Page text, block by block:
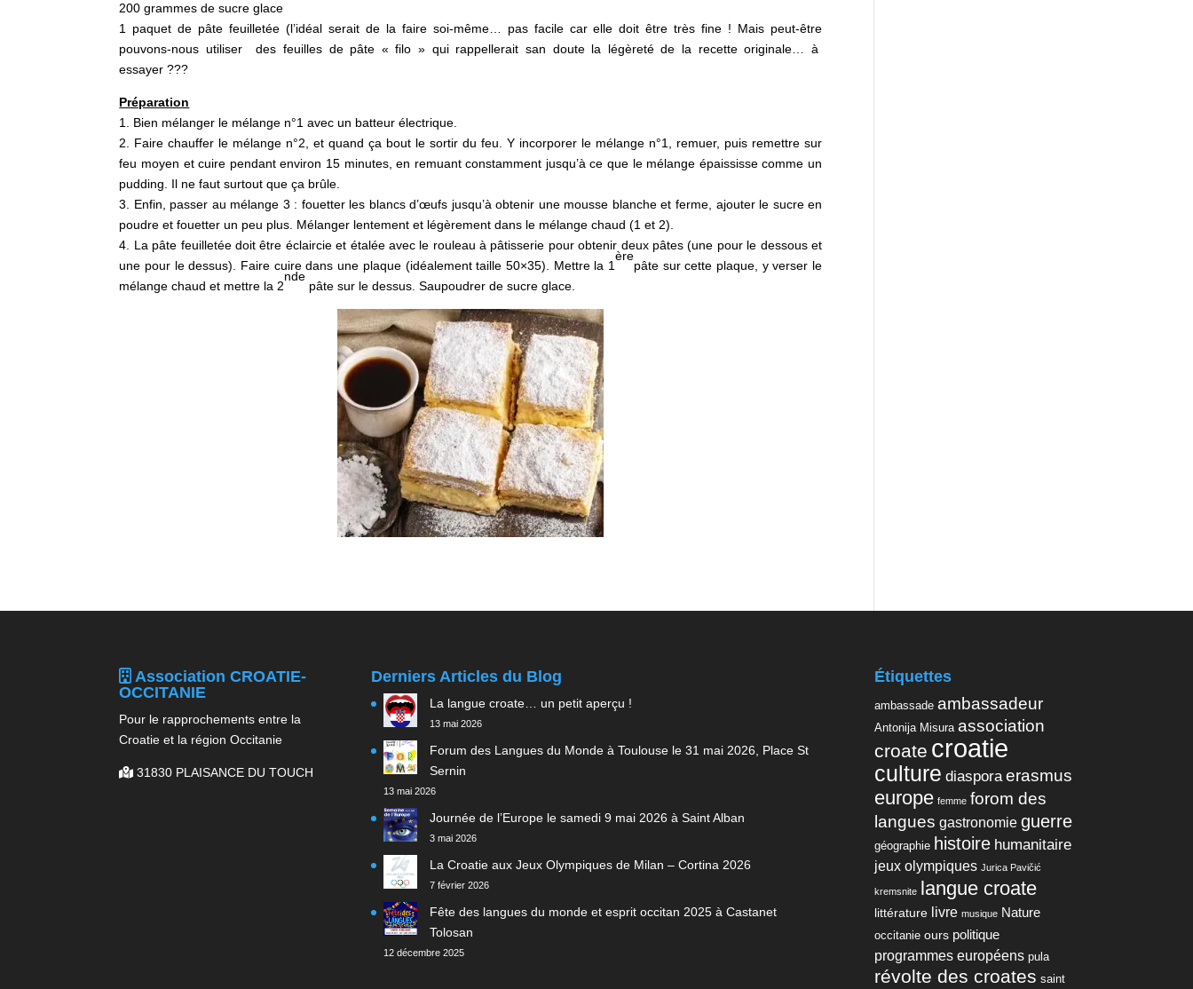
200 grammes de sucre glace
1 paquet de pâte feuilletée (l’idéal serait de la faire soi-même… pas facile car elle doit être très fine ! Mais peut-être
pouvons-nous utiliser des feuilles de pâte « filo » qui rappellerait san doute la légèreté de la recette originale… à
essayer ???
Préparation
1. Bien mélanger le mélange n°1 avec un batteur électrique.
2. Faire chauffer le mélange n°2, et quand ça bout le sortir du feu. Y incorporer le mélange n°1, remuer, puis remettre sur
feu moyen et cuire pendant environ 15 minutes, en remuant constamment jusqu’à ce que le mélange épaississe comme un
pudding. Il ne faut surtout que ça brûle.
3. Enfin, passer au mélange 3 : fouetter les blancs d’œufs jusqu’à obtenir une mousse blanche et ferme, ajouter le sucre en
poudre et fouetter un peu plus. Mélanger lentement et légèrement dans le mélange chaud (1 et 2).
4. La pâte feuilletée doit être éclaircie et étalée avec le rouleau à pâtisserie pour obtenir deux pâtes (une pour le dessous et
une pour le dessus). Faire cuire dans une plaque (idéalement taille 50×35). Mettre la 1
ère
pâte sur cette plaque, y verser le
mélange chaud et mettre la 2
nde
pâte sur le dessus. Saupoudrer de sucre glace.
Association CROATIE-
OCCITANIE
Pour le rapprochements entre la
Croatie et la région Occitanie
31830 PLAISANCE DU TOUCH
Derniers Articles du Blog
La langue croate… un petit aperçu !
13 mai 2026
Forum des Langues du Monde à Toulouse le 31 mai 2026, Place St
Sernin
13 mai 2026
Journée de l’Europe le samedi 9 mai 2026 à Saint Alban
3 mai 2026
La Croatie aux Jeux Olympiques de Milan – Cortina 2026
7 février 2026
Fête des langues du monde et esprit occitan 2025 à Castanet
Tolosan
12 décembre 2025
Étiquettes
ambassade ambassadeur
Antonija Misura association
croate croatie
culture diaspora erasmus
europe femme forom des
langues gastronomie guerre
géographie histoire humanitaire
jeux olympiques Jurica Pavičić
kremsnite langue croate
littérature livre musique Nature
occitanie ours politique
programmes européens pula
révolte des croates saint